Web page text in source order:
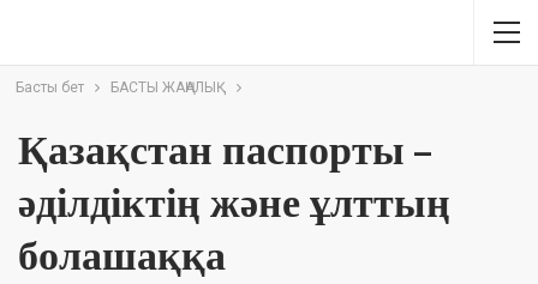
Басты бет БАСТЫ ЖАҢАЛЫҚ
Қазақстан паспорты –
әділдіктің және ұлттың
болашаққа